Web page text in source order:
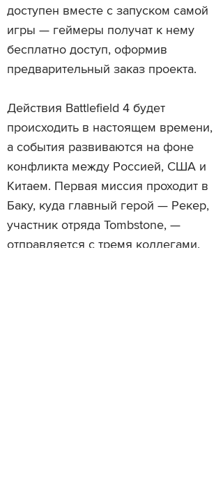
доступен вместе с запуском самой
игры — геймеры получат к нему
бесплатно доступ, оформив
предварительный заказ проекта.
Действия Battlefield 4 будет
происходить в настоящем времени,
а события развиваются на фоне
конфликта между Россией, США и
Китаем. Первая миссия проходит в
Баку, куда главный герой — Рекер,
участник отряда Tombstone, —
отправляется с тремя коллегами.